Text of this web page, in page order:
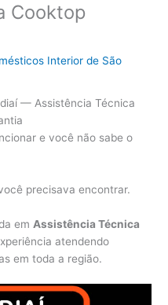
Cooktop
Interior de São
— Assistência Técnica
e você não sabe o
precisava encontrar.
em Assistência Técnica
atendendo
em toda a região.